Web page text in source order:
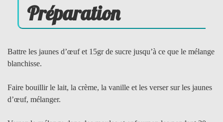
Préparation
Battre les jaunes d’œuf et 15gr de sucre jusqu’à ce que le mélange
blanchisse.
Faire bouillir le lait, la crème, la vanille et les verser sur les jaunes
d’œuf, mélanger.